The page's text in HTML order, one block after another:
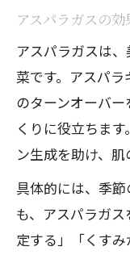
美肌づくり
アスパ
ポート
抗酸化
組み
アスパ
アスパ
に貢献
アスパラガスの
アスパラガスは
菜です。アスパ
のターンオーバ
くりに役立ちま
ン生成を助け、肌
具体的には、季
も、アスパラガ
定する」「くす